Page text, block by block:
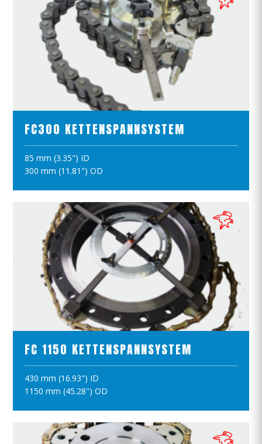
FC300 KETTENSPANNSYSTEM
85 mm (3.35") ID
300 mm (11.81") OD
PRODUKTE ANSCHAUEN
FC 1150 KETTENSPANNSYSTEM
430 mm (16.93") ID
1150 mm (45.28") OD
PRODUKTE ANSCHAUEN
IN DEN WARENKORB